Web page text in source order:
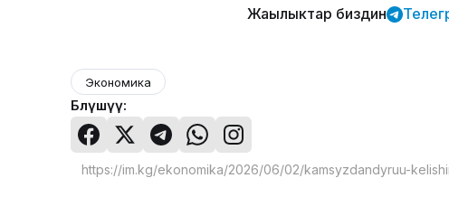
Жаңылыктар биздин
Экономика
Бөлүшүү: